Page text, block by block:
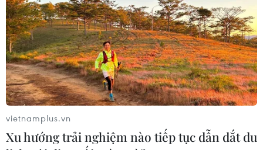
vietnamplus.vn
Xu hướng trải nghiệm nào tiếp tục dẫn dắt du